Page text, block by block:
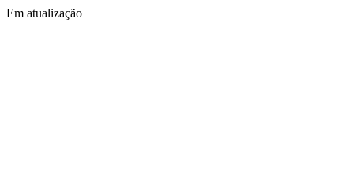
Em atualização